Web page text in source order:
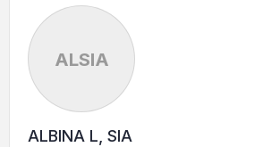
ALSIA
ALBINA L, SIA